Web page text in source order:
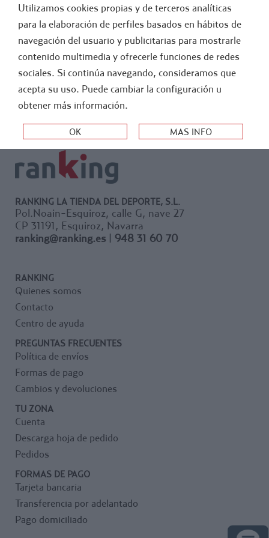
- BOTIQUIN > PRIMEROS AUXILIOS EMERGENCIA
ORDEN:
RANKING LA TIENDA DEL DEPORTE, S.L.
Pol.Noain-Esquiroz, calle G, nave 27
CP 31191, Esquiroz, Navarra
ranking@ranking.es
948 31 60 70
RANKING
Quienes somos
Contacto
Centro de ayuda
PREGUNTAS FRECUENTES
Política de envíos
Formas de pago
Cambios y devoluciones
TU ZONA
Cuenta
Descarga hoja de pedido
Pedidos
FORMAS DE PAGO
Tarjeta bancaria
Transferencia por adelantado
Pago domiciliado
Utilizamos cookies propias y de terceros analíticas
para la elaboración de perfiles basados en hábitos de
navegación del usuario y publicitarias para mostrarle
contenido multimedia y ofrecerle funciones de redes
sociales. Si continúa navegando, consideramos que
acepta su uso. Puede cambiar la configuración u
obtener más información.